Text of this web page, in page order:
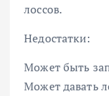
лоссов.
Недостатки:
Может быть
Может давать